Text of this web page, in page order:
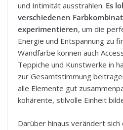
und Intimität ausstrahlen. Es
verschiedenen
experimentieren, um die
Energie und Entspannung zu
Wandfarbe können auch
Teppiche und Kunstwerke in
zur Gesamtstimmung
alle Elemente gut
kohärente, stilvolle Einheit
Darüber hinaus verändert sich